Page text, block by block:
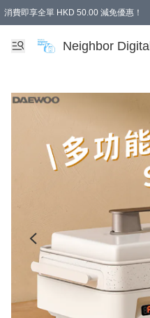
消費即享全單 HKD 50.00 減免優惠！
Neighbor Digital